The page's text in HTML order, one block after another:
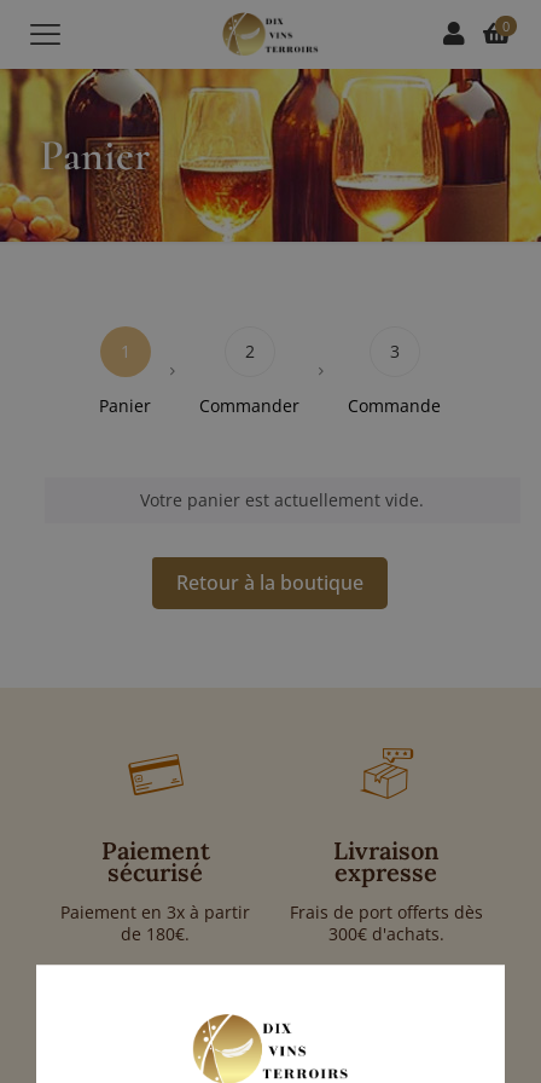
0
Panier
1
Panier
2
Commander
3
Commande
Votre panier est actuellement vide.
Retour à la boutique
Paiement
sécurisé
Paiement en 3x à partir
de 180€.
Livraison
expresse
Frais de port offerts dès
300€ d'achats.
Produits de Une question ?